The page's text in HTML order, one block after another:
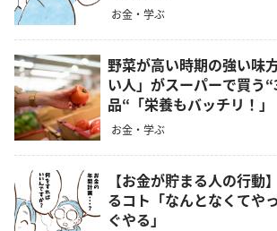
お金・学ぶ
野菜が高い時期の強い味
い人」がスーパーで買う
品“「栄養もバッチリ！」
お金・学ぶ
【お金が貯まる人の行動
るコト「なんとなくてや
ぐやる」